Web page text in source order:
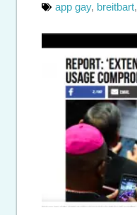
app gay, breitbart,